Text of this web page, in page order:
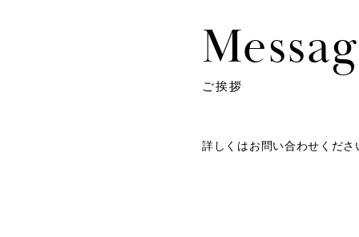
ご挨拶
詳しくはお問い合わせくださ